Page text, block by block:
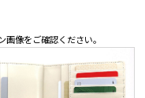
像をご確認ください。